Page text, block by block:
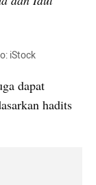
iStock
dapat
hadits